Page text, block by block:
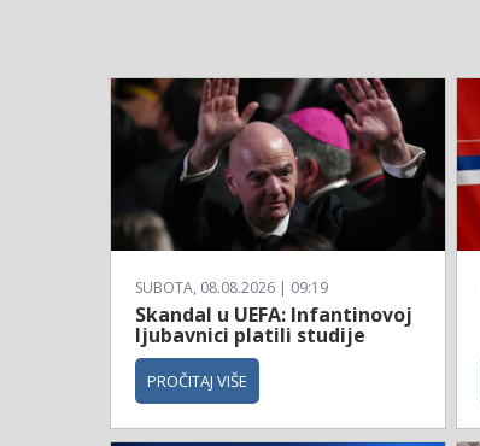
SUBOTA, 08.08.2026 | 09:19
Skandal u UEFA: Infantinovoj
ljubavnici platili studije
PROČITAJ VIŠE